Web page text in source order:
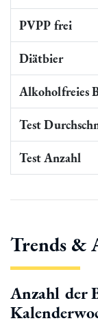
PVPP frei
Diätbier
Alkoholfreies
Test
Test Anzahl
Trends &
Anzahl der